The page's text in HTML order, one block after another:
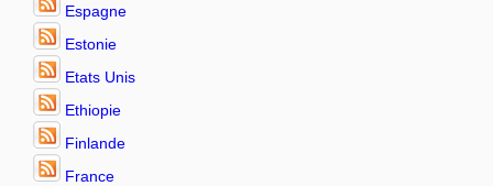
Espagne
Estonie
Etats Unis
Ethiopie
Finlande
France